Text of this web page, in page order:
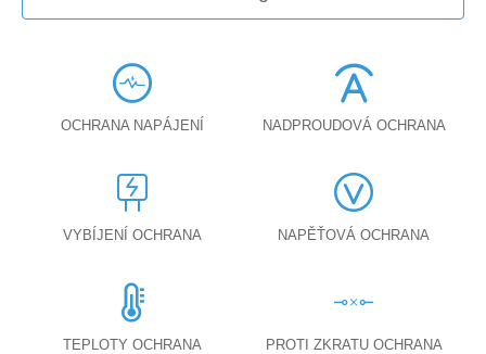
OCHRANA NAPÁJENÍ NADPROUDOVÁ OCHRANA
VYBÍJENÍ OCHRANA NAPĚŤOVÁ OCHRANA
TEPLOTY OCHRANA PROTI ZKRATU OCHRANA